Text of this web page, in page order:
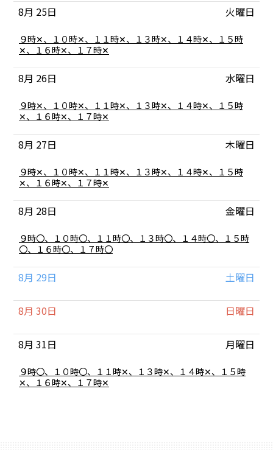
8
月
2026
火曜日
8月 25
火
曜
8
月
2026
９時✕、１０時✕、１１時✕、１３時✕、１４時✕、１５時
✕、１６時✕、１７時✕
水曜日
8月 26
水
曜
8
月
2026
９時✕、１０時✕、１１時✕、１３時✕、１４時✕、１５時
✕、１６時✕、１７時✕
木曜日
8月 27
木
曜
8
月
2026
９時✕、１０時✕、１１時✕、１３時✕、１４時✕、１５時
✕、１６時✕、１７時✕
金曜日
8月 28
金
曜
8
月
2026
９時〇、１０時〇、１１時〇、１３時〇、１４時〇、１５時
〇、１６時〇、１７時〇
土曜日
8月 29
日曜日
8月 30
月曜日
8月 31
月
曜
９時〇、１０時〇、１１時✕、１３時✕、１４時✕、１５時
✕、１６時✕、１７時✕